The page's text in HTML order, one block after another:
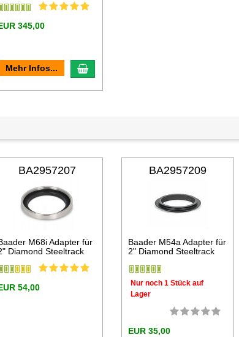
345,00
Mehr Infos... In den Warenkorb
BA2957207
M68i Adapter für
Diamond Steeltrack
54,00
BA2957209
Baader M54a Adapter für
2" Diamond Steeltrack
Nur noch 1 Stück auf
Lager
EUR 35,00